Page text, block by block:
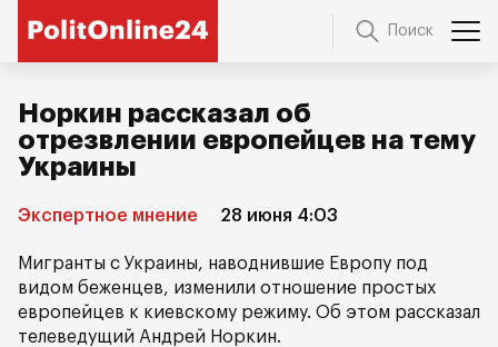
Поиск
Норкин рассказал об
отрезвлении европейцев на тему
Украины
Экспертное мнение 28 июня 4:03
Мигранты с Украины, наводнившие Европу под
видом беженцев, изменили отношение простых
европейцев к киевскому режиму. Об этом рассказал
телеведущий Андрей Норкин.